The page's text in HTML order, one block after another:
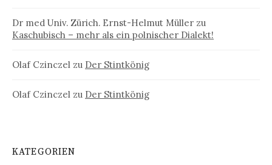
Dr med Univ. Zürich. Ernst-Helmut Müller zu
Kaschubisch – mehr als ein polnischer Dialekt!
Olaf Czinczel zu Der Stintkönig
Olaf Czinczel zu Der Stintkönig
KATEGORIEN